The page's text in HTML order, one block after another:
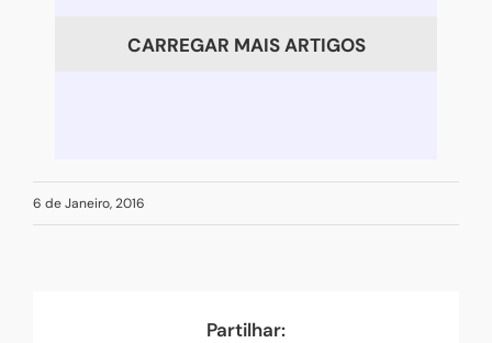
outra
CARREGAR MAIS ARTIGOS
6 de Janeiro, 2016
Partilhar: